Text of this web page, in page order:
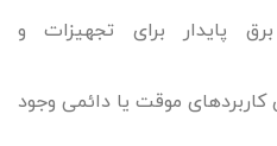
برق پایدار برای تجهیزات و
کاربردهای موقت یا دائمی وجود